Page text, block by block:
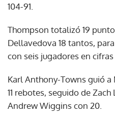
104-91.
Thompson totalizó 19
Dellavedova 18 tantos,
con seis jugadores en cifras
Karl Anthony-Towns guió
11 rebotes, seguido de
Andrew Wiggins con 20.